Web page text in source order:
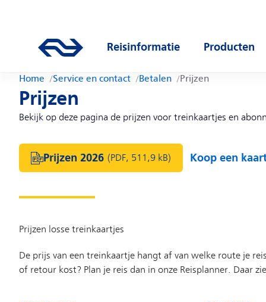
Ga naar de homepage van ns.nl
Reisinformatie
Producten
Home Service en contact Betalen Prijzen
Prijzen
Bekijk op deze pagina de prijzen voor treinkaartjes en
Prijzen 2026 Koop een